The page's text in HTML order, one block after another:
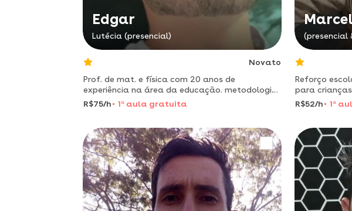
Edgar
Lutécia (presencial)
Novato
Prof. de mat. e física com 20 anos de
experiência na área da educação. metodologia
personalizada, acompanhamento
individualizado e feedback de qualidade. foco
R$75/h 1 a aula gratuita
(presencial
Reforço
para
R$52/h 1 a